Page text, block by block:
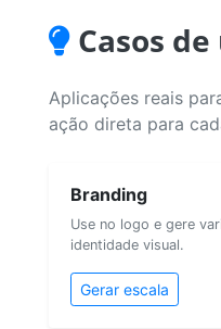
Casos
Aplicações reais
ação direta para
Branding
Use no logo e gere
identidade visual.
Gerar escala